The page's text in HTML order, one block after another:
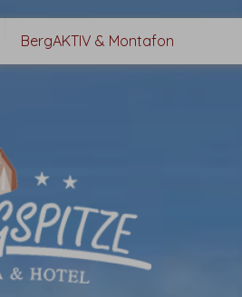
BergAKTIV & Montafon